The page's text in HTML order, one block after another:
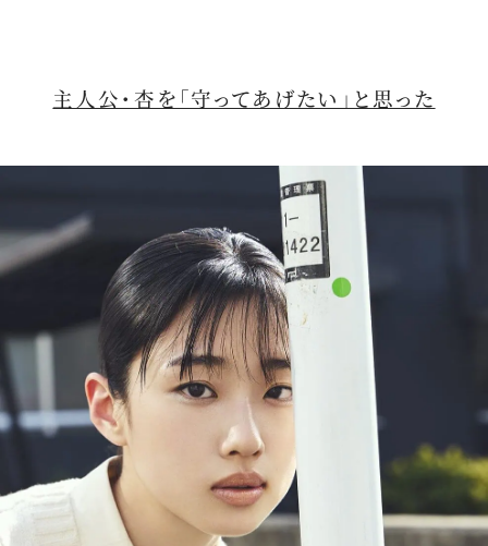
主人公・杏を「守ってあげたい」と思った